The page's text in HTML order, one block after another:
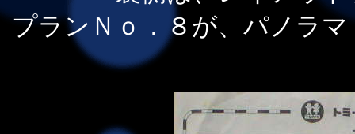
プランＮｏ．８が、パノラ